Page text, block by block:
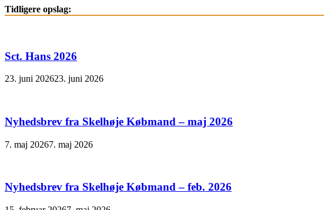
Tidligere opslag:
Sct. Hans 2026
23. juni 202623. juni 2026
Nyhedsbrev fra Skelhøje Købmand – maj 2026
7. maj 20267. maj 2026
Nyhedsbrev fra Skelhøje Købmand – feb. 2026